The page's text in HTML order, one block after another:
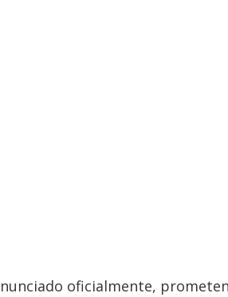
oficialmente,